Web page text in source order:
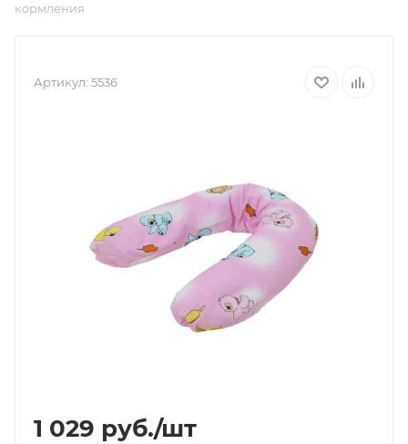
кормления
Артикул: 5536
1 029 руб./шт